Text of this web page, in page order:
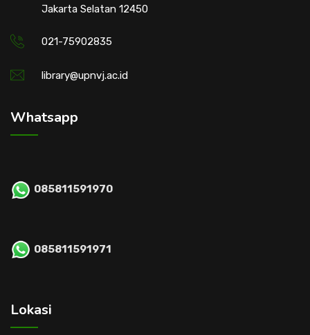
Jakarta Selatan 12450
021-75902835
library@upnvj.ac.id
Whatsapp
085811591970
085811591971
Lokasi